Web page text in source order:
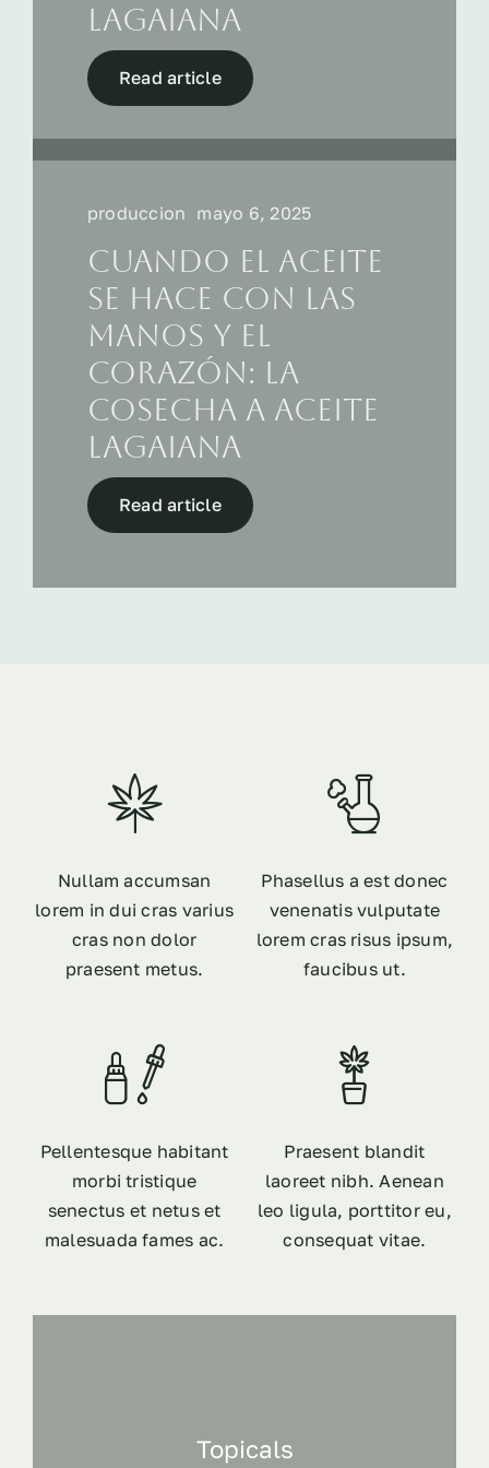
Lagaiana
Read article
produccion mayo 6, 2025
Cuando el aceite
se hace con las
manos y el
corazón: la
cosecha a Aceite
Lagaiana
Read article
Nullam accumsan
lorem in dui cras varius
cras non dolor
praesent metus.
Phasellus a est donec
venenatis vulputate
lorem cras risus ipsum,
faucibus ut.
Pellentesque habitant
morbi tristique
senectus et netus et
malesuada fames ac.
Praesent blandit
laoreet nibh. Aenean
leo ligula, porttitor eu,
consequat vitae.
Topicals